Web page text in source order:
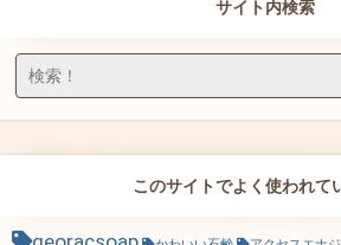
サイト内検索
このサイトでよく使われて